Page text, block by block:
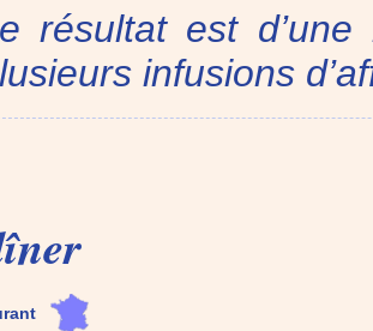
résultat est
infusions